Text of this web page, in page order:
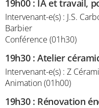
19h00: IA et travail,
Intervenant-e(s) : J.S.
Barbier
Conférence (01h30)
19h30:Atelier
Intervenant-e(s) : Z
Animation (01h00)
19h30: Rénovation